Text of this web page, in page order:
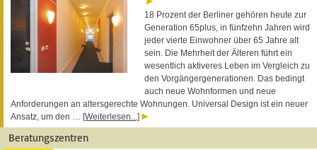
18 Prozent der Berliner gehören heute zur
Generation 65plus, in fünfzehn Jahren wird
jeder vierte Einwohner über 65 Jahre alt
sein. Die Mehrheit der Älteren führt ein
wesentlich aktiveres Leben im Vergleich zu
den Vorgängergenerationen. Das bedingt
auch neue Wohnformen und neue
Anforderungen an altersgerechte Wohnungen. Universal Design ist ein neuer
Ansatz, um den … [Weiterlesen...]
Beratungszentren